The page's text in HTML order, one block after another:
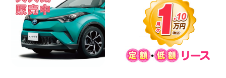
100円レンタカー 墨田文花
2026年08月07日
8月 お盆休みのお知らせ 広島県 ベイシテ
ィ宇品店
100円レンタカー ベイシティ宇品
2026年08月07日
横浜弥生台店限定!!夏季特別キャンペーン